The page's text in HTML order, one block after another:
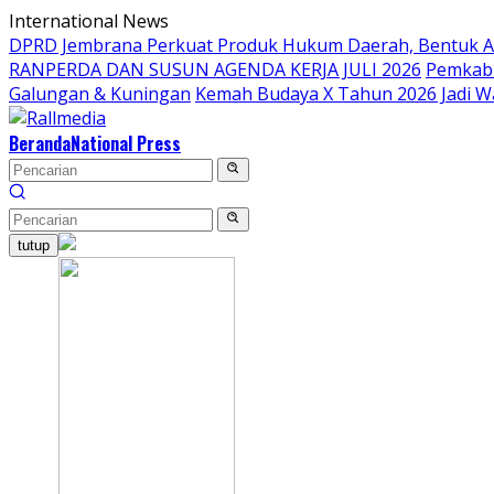
Langsung
ke
konten
International News
DPRD Jembrana Perkuat Produk Hukum Daerah, Bentuk
RANPERDA DAN SUSUN AGENDA KERJA JULI 2026
Galungan & Kuningan Kemah Budaya X Tahun 2026 Jadi
BerandaNational Press
tutup